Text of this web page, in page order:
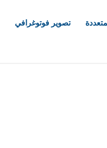
تصوير فوتوغرافي